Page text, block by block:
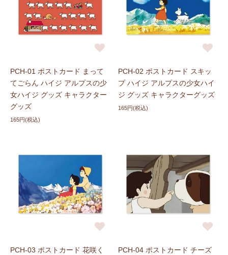
PCH-01 ポストカード まって
てごらん ハイジ アルプスの少
女ハイジ グッズ キャラクター
グッズ
165円(税込)
PCH-02 ポストカード スキッ
プ ハイジ アルプスの少女ハイ
ジ グッズ キャラクターグッズ
165円(税込)
PCH-03 ポストカード 花咲く
PCH-04 ポストカード チーズ